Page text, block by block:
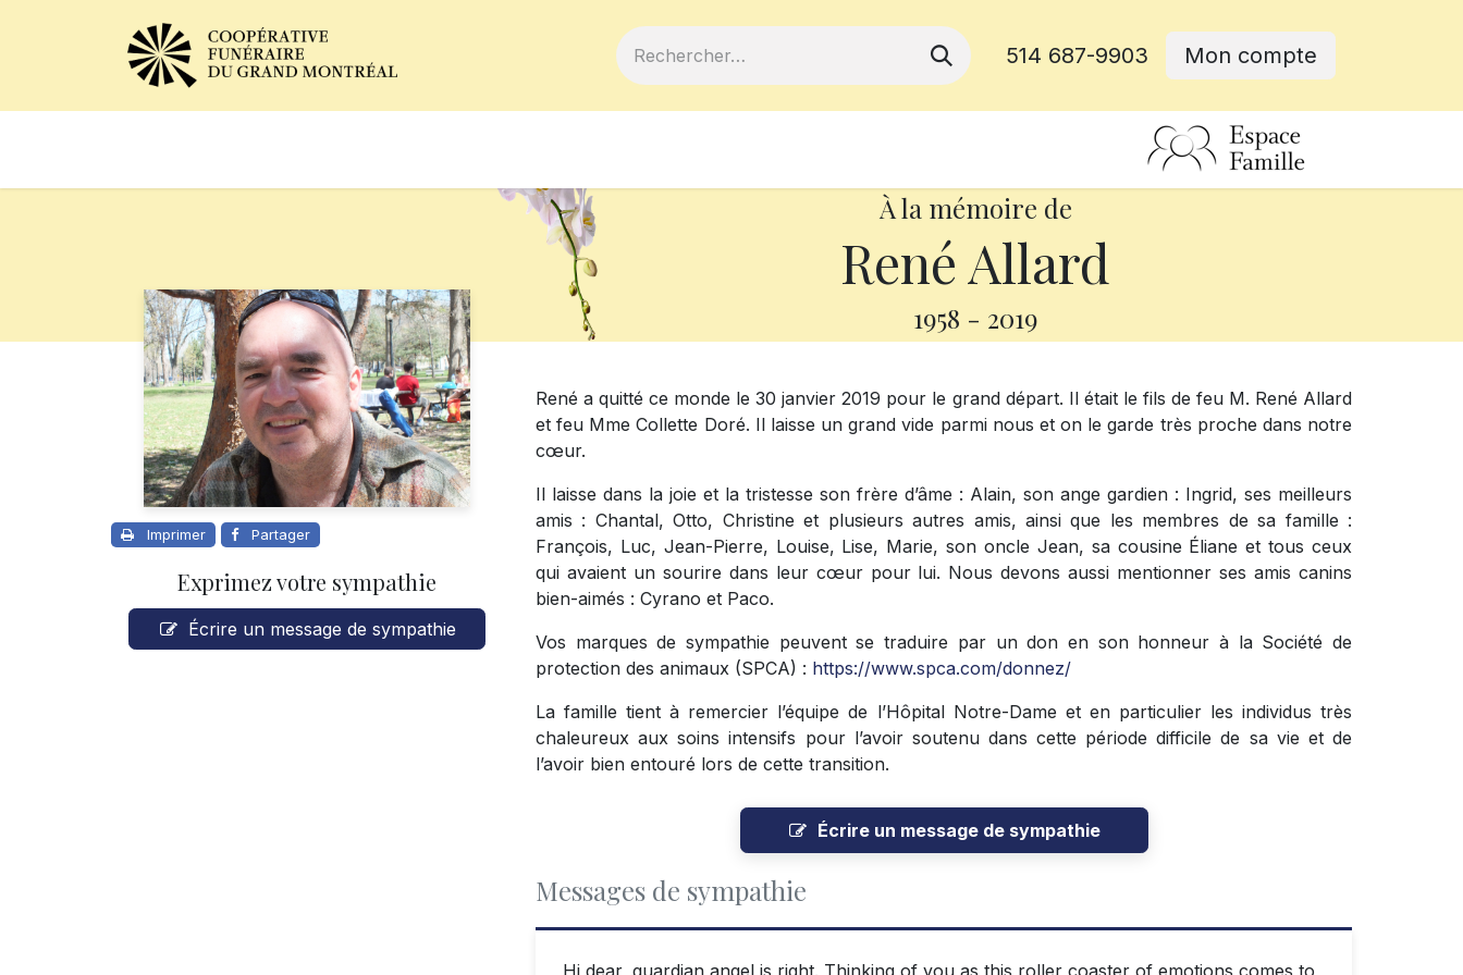
514 687-9903 Mon compte
À la mémoire de
René Allard
1958 - 2019
Imprimer Partager
Exprimez votre sympathie
Écrire un message de sympathie
René a quitté ce monde le 30 janvier 2019 pour le grand départ. Il était le fils de feu M. René Allard
et feu Mme Collette Doré. Il laisse un grand vide parmi nous et on le garde très proche dans notre
cœur.
Il laisse dans la joie et la tristesse son frère d’âme : Alain, son ange gardien : Ingrid, ses meilleurs
amis : Chantal, Otto, Christine et plusieurs autres amis, ainsi que les membres de sa famille :
François, Luc, Jean-Pierre, Louise, Lise, Marie, son oncle Jean, sa cousine Éliane et tous ceux
qui avaient un sourire dans leur cœur pour lui. Nous devons aussi mentionner ses amis canins
bien-aimés : Cyrano et Paco.
Vos marques de sympathie peuvent se traduire par un don en son honneur à la Société de
protection des animaux (SPCA) : https://www.spca.com/donnez/
La famille tient à remercier l’équipe de l’Hôpital Notre-Dame et en particulier les individus très
chaleureux aux soins intensifs pour l’avoir soutenu dans cette période difficile de sa vie et de
l’avoir bien entouré lors de cette transition.
Écrire un message de sympathie
Messages de sympathie
Hi dear, guardian angel is right. Thinking of you as this roller coaster of emotions comes to